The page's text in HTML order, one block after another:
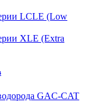
LCLE (Low
XLE (Extra
GAC-CAT